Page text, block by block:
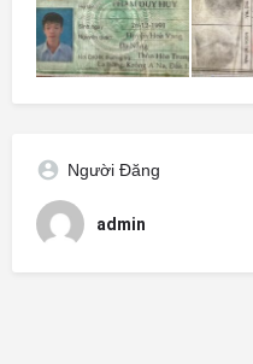
Người Đăng
admin